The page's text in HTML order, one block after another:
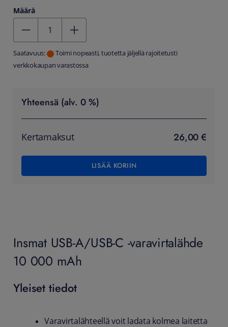
Määrä
Saatavuus:
Toimi nopeasti, tuotetta jäljellä rajoitetusti
verkkokaupan varastossa
Yhteensä (alv. 0 %)
Kertamaksut 26,00 €
LISÄÄ KORIIN
Insmat USB-A/USB-C -varavirtalähde
10 000 mAh
Yleiset tiedot
Varavirtalähteellä voit ladata kolmea laitetta